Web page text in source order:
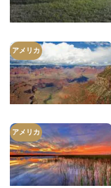
アメリカ
アメリカ